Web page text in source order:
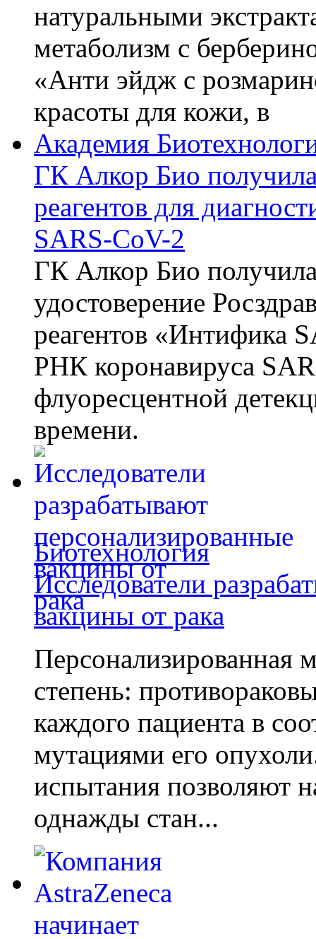
натуральными
метаболизм с
«Анти эйдж с
красоты для кожи, в
Академия
ГК Алкор Био
реагентов для
SARS-CoV-2
ГК Алкор Био
удостоверение
реагентов «Интифика
РНК коронавируса
флуоресцентной
времени.
Биотехнология
Исследователи
вакцины от рака
Персонализированная
степень:
каждого пациента в
мутациями его
испытания позволяют
однажды стан...